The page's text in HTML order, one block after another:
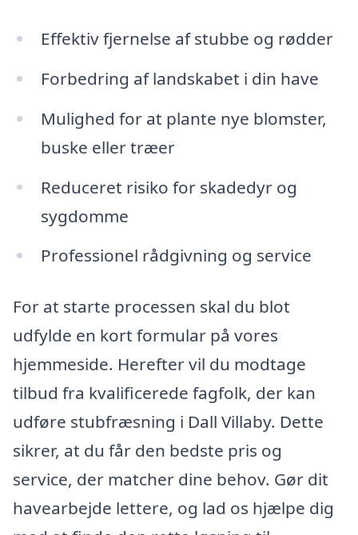
Effektiv fjernelse af stubbe og rødder
Forbedring af landskabet i din have
Mulighed for at plante nye blomster,
buske eller træer
Reduceret risiko for skadedyr og
sygdomme
Professionel rådgivning og service
For at starte processen skal du blot
udfylde en kort formular på vores
hjemmeside. Herefter vil du modtage
tilbud fra kvalificerede fagfolk, der kan
udføre stubfræsning i Dall Villaby. Dette
sikrer, at du får den bedste pris og
service, der matcher dine behov. Gør dit
havearbejde lettere, og lad os hjælpe dig